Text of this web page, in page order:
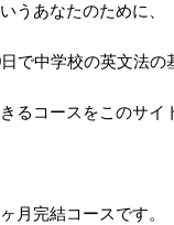
うあなたのために、
で中学校の英文法の
るコースをこのサイ
ヶ月完結コースです。